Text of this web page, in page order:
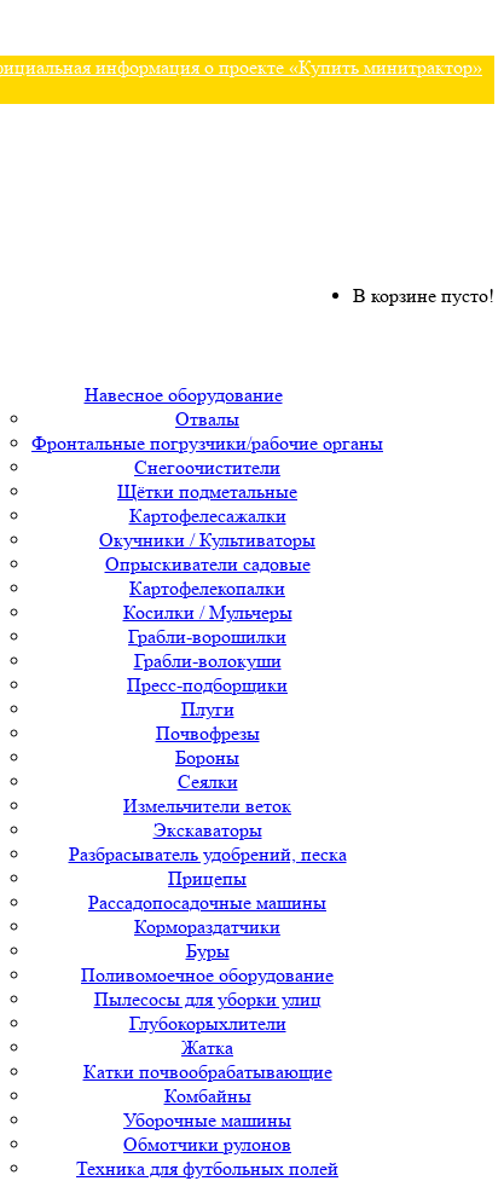
информация о проекте «Купить минитрактор»
В корзине пусто!
Навесное оборудование
Отвалы
Фронтальные погрузчики/рабочие органы
Снегоочистители
Щётки подметальные
Картофелесажалки
Окучники / Культиваторы
Опрыскиватели садовые
Картофелекопалки
Косилки / Мульчеры
Грабли-ворошилки
Грабли-волокуши
Пресс-подборщики
Плуги
Почвофрезы
Бороны
Сеялки
Измельчители веток
Экскаваторы
Разбрасыватель удобрений, песка
Прицепы
Рассадопосадочные машины
Кормораздатчики
Буры
Поливомоечное оборудование
Пылесосы для уборки улиц
Глубокорыхлители
Жатка
Катки почвообрабатывающие
Комбайны
Уборочные машины
Обмотчики рулонов
Техника для футбольных полей